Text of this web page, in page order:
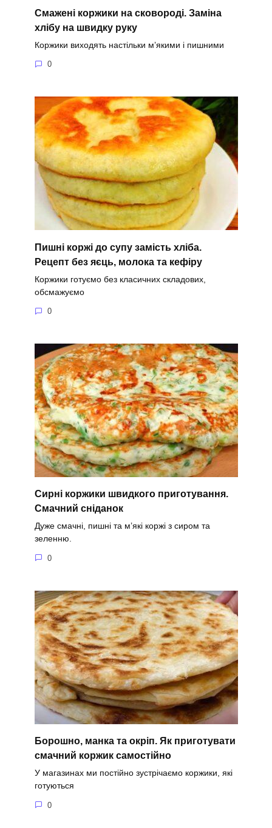
Смажені коржики на сковороді. Заміна
хлібу на швидку руку
Коржики виходять настільки м’якими і пишними
0
Пишні коржі до супу замість хліба.
Рецепт без яєць, молока та кефіру
Коржики готуємо без класичних складових,
обсмажуємо
0
Сирні коржики швидкого приготування.
Смачний сніданок
Дуже смачні, пишні та м’які коржі з сиром та
зеленню.
0
Борошно, манка та окріп. Як приготувати
смачний коржик самостійно
У магазинах ми постійно зустрічаємо коржики, які
готуються
0